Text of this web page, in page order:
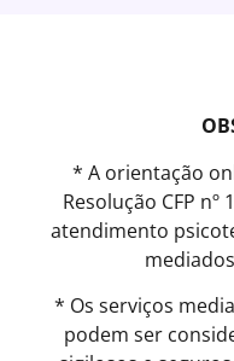
* A orientação
Resolução CFP
atendimento
* Os serviços
podem ser